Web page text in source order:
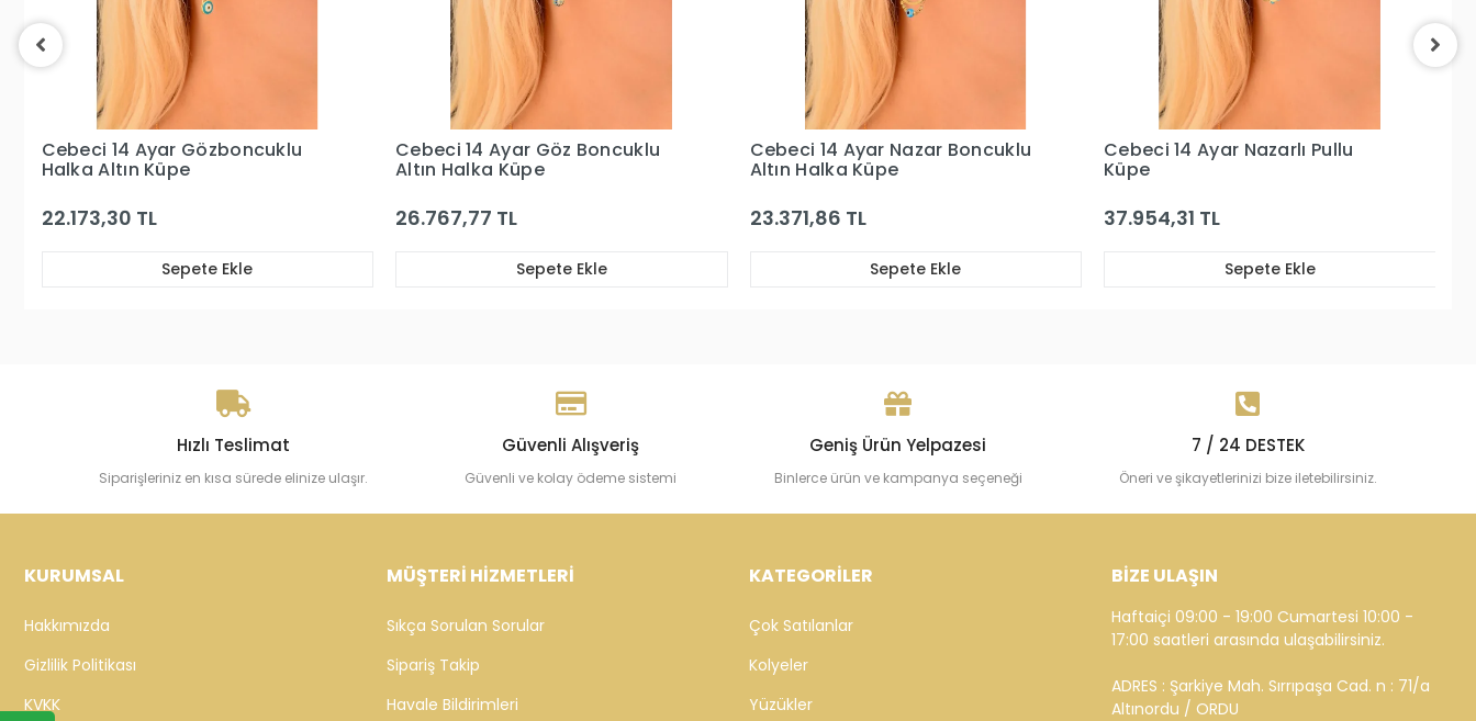
Cebeci 14 Ayar Göz Boncuklu
Altın Halka Küpe
26.767,77 TL
Sepete Ekle
Cebeci 14 Ayar Nazar Boncuklu
Altın Halka Küpe
23.371,86 TL
Sepete Ekle
Cebeci 14 Ayar Nazarlı Pullu
Küpe
37.954,31 TL
Sepete Ekle
Cebeci 14 Ayar Nazarboncuklu
Altın Küpe
26.168,49 TL
Sepete Ekle
Hızlı Teslimat
Siparişleriniz en kısa sürede elinize ulaşır.
Güvenli Alışveriş
Güvenli ve kolay ödeme sistemi
Geniş Ürün Yelpazesi
Binlerce ürün ve kampanya seçeneği
7 / 24 DESTEK
Öneri ve şikayetlerinizi bize iletebilirsiniz.
KURUMSAL
Hakkımızda
Gizlilik Politikası
KVKK
MÜŞTERİ HİZMETLERİ
Sıkça Sorulan Sorular
Sipariş Takip
Havale Bildirimleri
KATEGORİLER
Çok Satılanlar
Kolyeler
Yüzükler
BİZE ULAŞIN
Haftaiçi 09:00 - 19:00 Cumartesi 10:00 -
17:00 saatleri arasında ulaşabilirsiniz.
ADRES : Şarkiye Mah. Sırrıpaşa Cad. n : 71/a
Altınordu / ORDU